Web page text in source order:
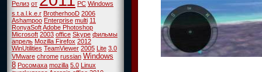
Релиз от PC Windows
s.t.a.l.k.e.r BrotherhooD 2006
Ashampoo Enterprise multi 11
RonyaSoftAdobe Photoshop
Microsoft 2003 office Skype фильмы
апрель Mozilla Firefox 2012
WinUtilities TeamViewer 2005 Lite 3.0
VMware chrome russian Windows
8 Росомаха mozilla 5.0 Linux